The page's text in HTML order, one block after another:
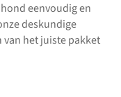
eenvoudig en
deskundige
het juiste pakket